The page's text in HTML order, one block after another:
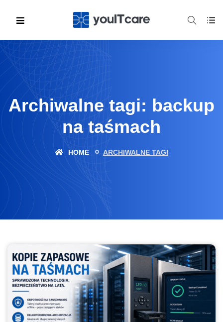
Archiwalne tagi: backup
na taśmach
HOME ARCHIWALNE TAGI